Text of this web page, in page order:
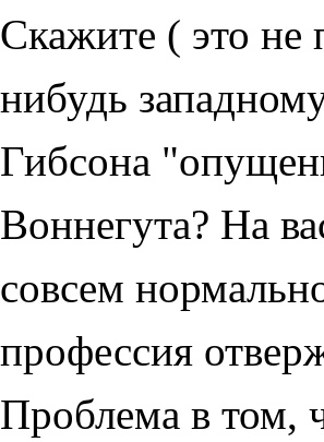
Скажите ( это не
нибудь
Гибсона
Воннегута? На
совсем
профессия
Проблема в том,